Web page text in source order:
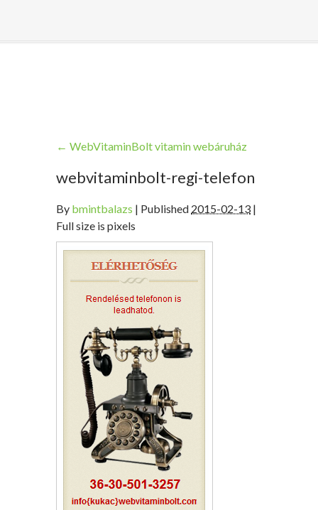
← WebVitaminBolt vitamin webáruház
webvitaminbolt-regi-telefon
By bmintbalazs | Published 2015-02-13 |
Full size is pixels